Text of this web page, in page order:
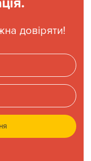
довіряти!